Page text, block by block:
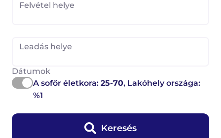
Felvétel helye
Leadás helye
Dátumok
A sofőr életkora:25-70, Lakóhely országa:
%1
Keresés